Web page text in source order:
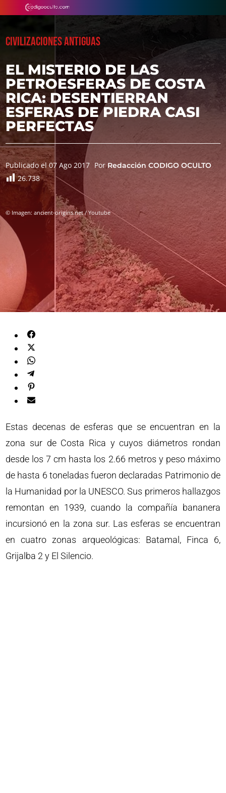
CIVILIZACIONES ANTIGUAS
EL MISTERIO DE LAS
PETROESFERAS DE COSTA
RICA: DESENTIERRAN
ESFERAS DE PIEDRA CASI
PERFECTAS
Publicado el 07 Ago 2017 PorRedacción CODIGO OCULTO
26.738
© Imagen: ancient-origins.net / Youtube
Estas decenas de esferas que se encuentran en la
zona sur de Costa Rica y cuyos diámetros rondan
desde los 7 cm hasta los 2.66 metros y peso máximo
de hasta 6 toneladas fueron declaradas Patrimonio de
la Humanidad por la UNESCO. Sus primeros hallazgos
remontan en 1939, cuando la compañía bananera
incursionó en la zona sur. Las esferas se encuentran
en cuatro zonas arqueológicas: Batamal, Finca 6,
Grijalba 2 y El Silencio.